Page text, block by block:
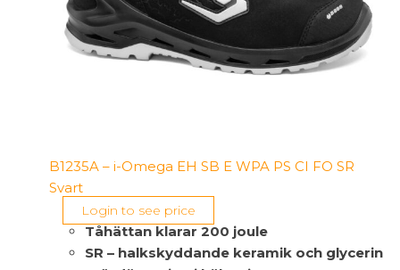
B1235A – i-Omega EH SB E WPA PS CI FO SR
Svart
Login to see price
Tåhättan klarar 200 joule
SR – halkskyddande keramik och glycerin